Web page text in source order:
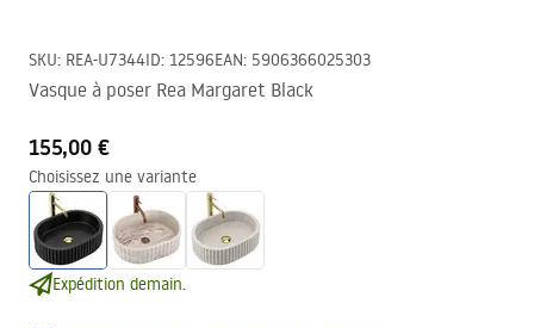
SKU: REA-U7344ID: 12596EAN: 5906366025303
Vasque à poser Rea Margaret Black
155,00 €
Choisissez une variante
Expédition demain.